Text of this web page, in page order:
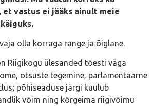
et vastus ei jääks ainult meie
olla korraga range ja õiglane.
Riigikogu ülesanded tõesti väga
otsuste tegemine, parlamentaarne
põhiseaduse järgi kuulub
võim ning kõrgeima riigivõimu